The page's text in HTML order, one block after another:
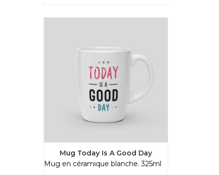
Mug Today Is A Good Day
Mug en céramique blanche. 325ml